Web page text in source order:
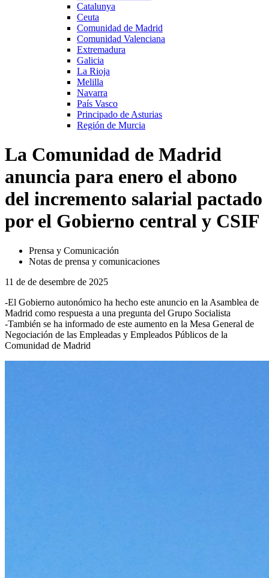
Catalunya
Ceuta
Comunidad de Madrid
Comunidad Valenciana
Extremadura
Galicia
La Rioja
Melilla
Navarra
País Vasco
Principado de Asturias
Región de Murcia
La Comunidad de Madrid
anuncia para enero el abono
del incremento salarial pactado
por el Gobierno central y CSIF
Prensa y Comunicación
Notas de prensa y comunicaciones
11 de de desembre de 2025
-El Gobierno autonómico ha hecho este anuncio en la Asamblea de
Madrid como respuesta a una pregunta del Grupo Socialista
-También se ha informado de este aumento en la Mesa General de
Negociación de las Empleadas y Empleados Públicos de la
Comunidad de Madrid